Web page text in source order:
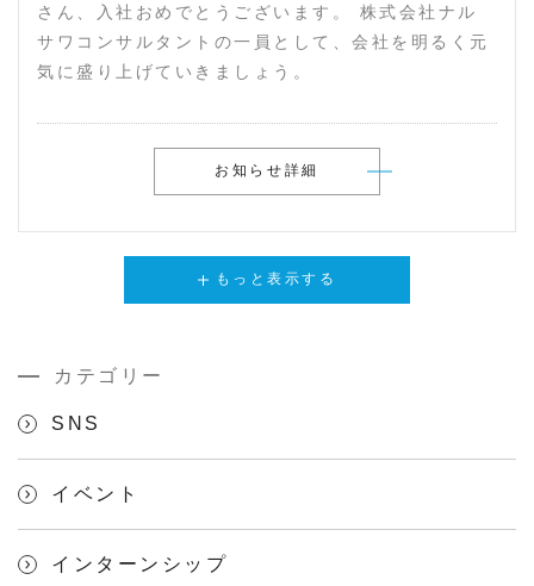
さん、入社おめでとうございます。 株式会社ナル
サワコンサルタントの一員として、会社を明るく元
気に盛り上げていきましょう。
お知らせ詳細
もっと表示する
カテゴリー
SNS
イベント
インターンシップ